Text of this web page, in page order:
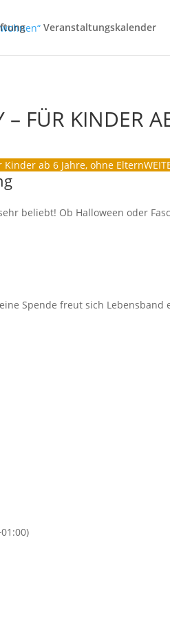
Veranstaltungskalender
– FÜR KINDER
Kinder ab 6 Jahre, ohne Eltern
beliebt! Ob Halloween oder
Spende freut sich Lebensband